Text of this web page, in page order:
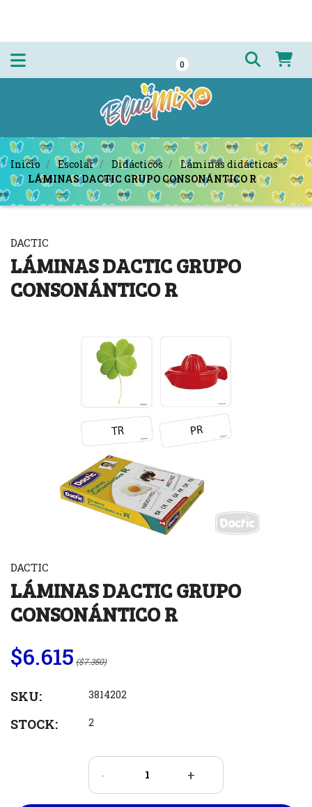
0
Inicio Escolar Didácticos
Láminas didácticas
LÁMINAS DACTIC GRUPO CONSONÁNTICO R
DACTIC
LÁMINAS DACTIC GRUPO
CONSONÁNTICO R
DACTIC
LÁMINAS DACTIC GRUPO
CONSONÁNTICO R
$6.615 ($7.350)
SKU: 3814202
STOCK: 2
- +